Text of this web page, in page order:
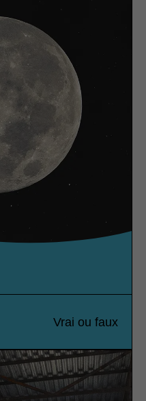
Vrai ou faux